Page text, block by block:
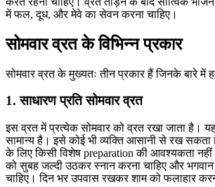
में फल, दूध, और मेवे का सेवन करना चाहिए।
सोमवार व्रत के विभिन्न प्रकार
सोमवार व्रत के मुख्यतः तीन प्रकार हैं जिनके बारे में
1. साधारण प्रति सोमवार व्रत
इस व्रत में प्रत्येक सोमवार को व्रत रखा जाता है।
सामान्य है। इसे कोई भी व्यक्ति आसानी से रख
के लिए किसी विशेष preparation की आवश्यकता
को सुबह जल्दी उठकर स्नान करना चाहिए और
चाहिए। दिन भर उपवास रखकर शाम को फलाहार